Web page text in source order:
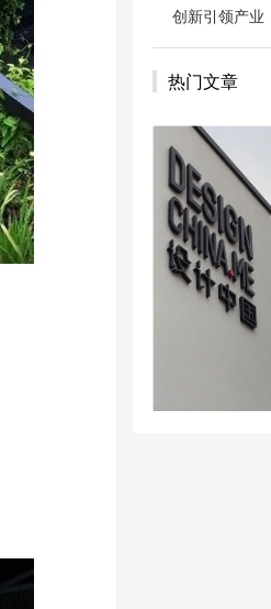
创新引领产业
热门文章